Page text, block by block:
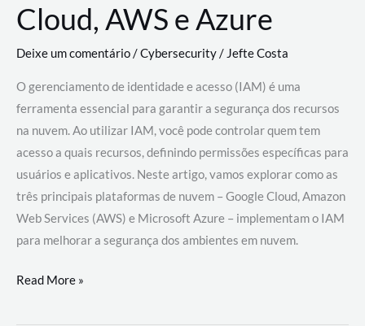
Cloud, AWS e Azure
Deixe um comentário/Cybersecurity/ Jefte Costa
O gerenciamento de identidade e acesso (IAM) é uma
ferramenta essencial para garantir a segurança dos recursos
na nuvem. Ao utilizar IAM, você pode controlar quem tem
acesso a quais recursos, definindo permissões específicas para
usuários e aplicativos. Neste artigo, vamos explorar como as
três principais plataformas de nuvem – Google Cloud, Amazon
Web Services (AWS) e Microsoft Azure – implementam o IAM
para melhorar a segurança dos ambientes em nuvem.
Gerenciamento
Read More »